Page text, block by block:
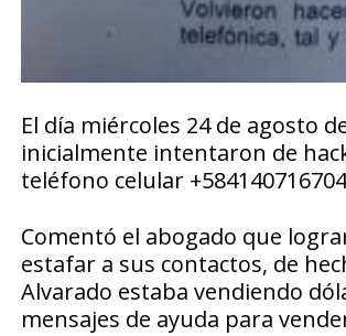
El día miércoles 24 de agosto
inicialmente intentaron de
teléfono celular
Comentó el abogado que
estafar a sus contactos, de
Alvarado estaba vendiendo
mensajes de ayuda para